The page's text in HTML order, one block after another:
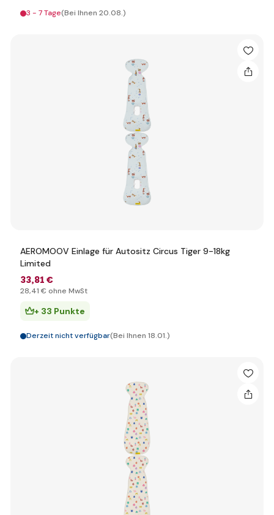
3 - 7 Tage(Bei Ihnen 20.08.)
AEROMOOV Einlage für Autositz Circus Tiger 9-18kg
Limited
33,81 €
28,41 € ohne MwSt
+ 33 Punkte
Derzeit nicht verfügbar(Bei Ihnen 18.01.)